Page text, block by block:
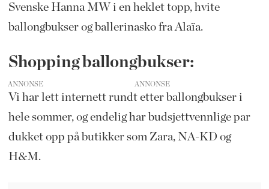
Svenske Hanna MW i en heklet topp, hvite
ballongbukser og ballerinasko fra Alaïa.
Shopping ballongbukser:
ANNONSE
Vi har lett internett rundt etter ballongbukser i
hele sommer, og endelig har budsjettvennlige par
dukket opp på butikker som Zara, NA-KD og
H&M.